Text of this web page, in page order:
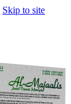
Skip to site